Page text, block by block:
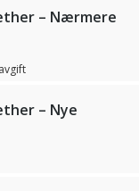
– Nærmere
– Nye